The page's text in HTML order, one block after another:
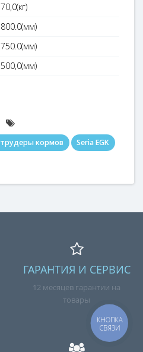
70,0(кг)
800.0(мм)
750.0(мм)
500,0(мм)
кормов Seria EGK
ГАРАНТИЯ И СЕРВИС
12 месяцев гарантии на
товары
КНОПКА
СВЯЗИ